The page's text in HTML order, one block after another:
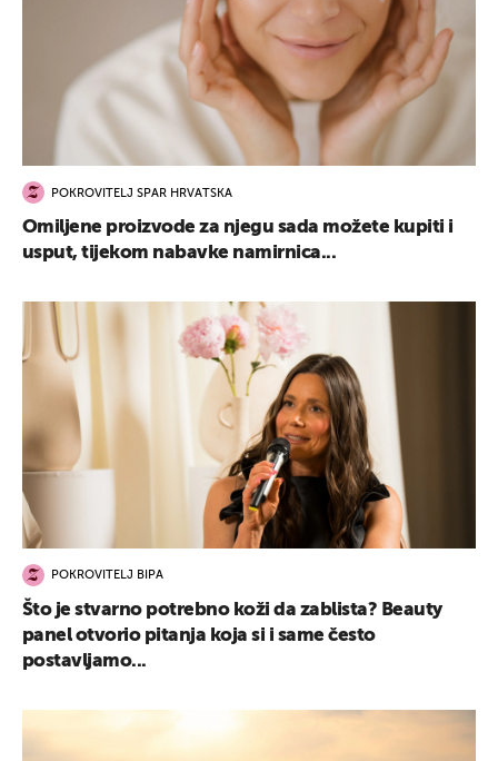
POKROVITELJ SPAR HRVATSKA
Omiljene proizvode za njegu sada možete kupiti i
usput, tijekom nabavke namirnica...
POKROVITELJ BIPA
Što je stvarno potrebno koži da zablista? Beauty
panel otvorio pitanja koja si i same često
postavljamo...